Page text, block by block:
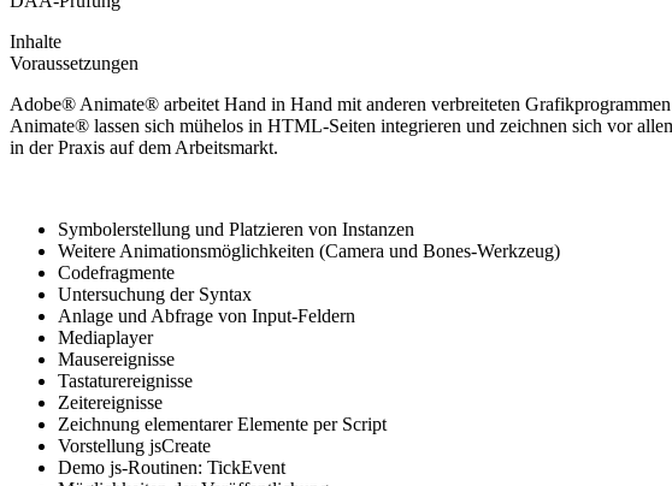
Inhalte
Voraussetzungen
Adobe® Animate® arbeitet Hand in Hand mit anderen verbreiteten
Animate® lassen sich mühelos in HTML-Seiten integrieren und zeichnen sich vor
in der Praxis auf dem Arbeitsmarkt.
Symbolerstellung und Platzieren von Instanzen
Weitere Animationsmöglichkeiten (Camera und Bones-Werkzeug)
Codefragmente
Untersuchung der Syntax
Anlage und Abfrage von Input-Feldern
Mediaplayer
Mausereignisse
Tastaturereignisse
Zeitereignisse
Zeichnung elementarer Elemente per Script
Vorstellung jsCreate
Demo js-Routinen: TickEvent